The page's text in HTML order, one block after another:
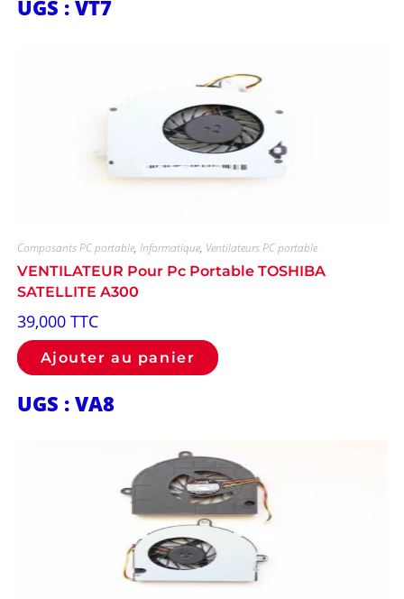
UGS : VT7
Composants PC portable, Informatique, Ventilateurs PC portable
VENTILATEUR Pour Pc Portable TOSHIBA
SATELLITE A300
39,000 TTC
Ajouter au panier
UGS : VA8